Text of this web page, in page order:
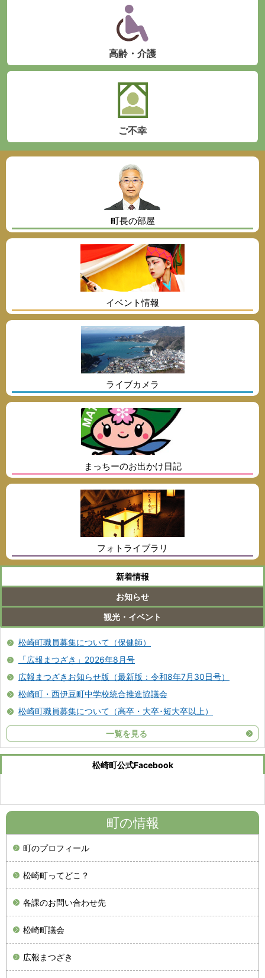
高齢・介護
ご不幸
町長の部屋
イベント情報
ライブカメラ
まっちーのお出かけ日記
フォトライブラリ
新着情報
お知らせ
観光・イベント
松崎町職員募集について（保健師）
「広報まつざき」2026年8月号
広報まつざきお知らせ版（最新版：令和8年7月30日号）
松崎町・西伊豆町中学校統合推進協議会
松崎町職員募集について（高卒・大卒･短大卒以上）
一覧を見る
松崎町公式Facebook
町の情報
町のプロフィール
松崎町ってどこ？
各課のお問い合わせ先
松崎町議会
広報まつざき